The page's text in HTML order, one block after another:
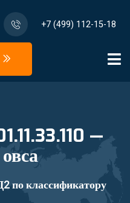
+7 (499) 112-15-18
—
по классификатору